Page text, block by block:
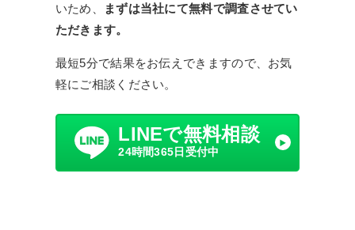
いため、
まずは当社にて無料で調査させてい
ただきます。
最短5分で結果をお伝えできますので、お気
軽にご相談ください。
LINEで無料相談
24時間365日受付中